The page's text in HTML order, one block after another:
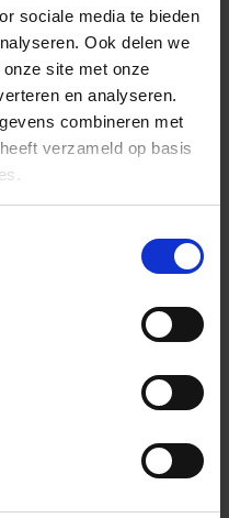
sociale media te bieden
Ook delen we
site met onze
en analyseren.
combineren met
verzameld op basis